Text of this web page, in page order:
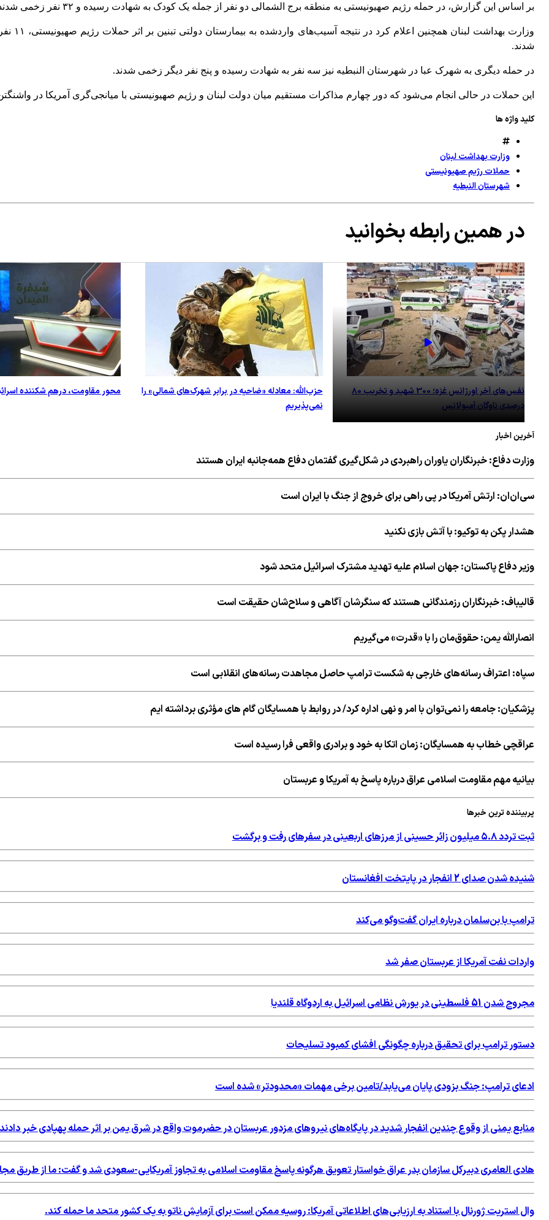
بر اساس این گزارش، در حمله رژیم صهیونیستی به منطقه برج الشمالی دو نفر از جمله یک کودک به شهادت رسیده و ۳۲ نفر زخمی شدند.
وزارت
شدند.
در حمله دیگری به شهرک عبا در شهرستان النبطیه نیز سه نفر به شهادت رسیده و پنج نفر دیگر زخمی شدند.
این حملات در حالی انجام می‌شود که دور چهارم مذاکرات مستقیم میان دولت لبنان و رژیم صهیونیستی با میانجی‌گری آمریکا در
کلید واژه ها
وزارت بهداشت لبنان
حملات رژیم صهیونیستی
شهرستان النبطیه
در همین رابطه بخوانید
نفس‌های آخر اورژانس غزه؛ 300 شهید و تخریب 80
درصدی ناوگان آمبولانس
حزب‌الله: معادله «ضاحیه در برابر شهرک‌های شمالی» را
نمی‌پذیریم
محور مقاومت، درهم شکننده
آخرین اخبار
وزارت دفاع: خبرنگاران یاوران راهبردی در شکل‌گیری گفتمان دفاع همه‌جانبه ایران هستند
سی‌ان‌ان: ارتش آمریکا در پی راهی برای خروج از جنگ با ایران است
هشدار پکن به توکیو: با آتش بازی نکنید
وزیر دفاع پاکستان: جهان اسلام علیه تهدید مشترک اسرائیل متحد شود
قالیباف: خبرنگاران رزمندگانی هستند که سنگرشان آگاهی و سلاح‌شان حقیقت است
انصارالله یمن: حقوق‌مان را با «قدرت» می‌گیریم
سپاه: اعتراف رسانه‌های خارجی به شکست ترامپ حاصل مجاهدت رسانه‌های انقلابی است
پزشکیان: جامعه را نمی‌توان با امر و نهی اداره کرد/ در روابط با همسایگان گام های مؤثری برداشته ایم
عراقچی خطاب به همسایگان: زمان اتکا به خود و برادری واقعی فرا رسیده است
بیانیه مهم مقاومت اسلامی عراق درباره پاسخ به آمریکا و عربستان
پربیننده ترین خبرها
ثبت تردد ۵.۸ میلیون زائر حسینی از مرزهای اربعینی در سفرهای رفت و برگشت
شنیده شدن صدای 2 انفجار در پایتخت افغانستان
ترامپ با بن‌سلمان درباره ایران گفت‌وگو می‌کند
واردات نفت آمریکا از عربستان صفر شد
مجروح شدن 51 فلسطینی در یورش نظامی اسرائیل به اردوگاه قلندیا
دستور ترامپ برای تحقیق درباره چگونگی افشای کمبود تسلیحات
ادعای ترامپ: جنگ بزودی پایان می‌یابد/تامین برخی مهمات «محدودتر» شده است
منابع یمنی از وقوع چندین انفجار شدید در پایگاه‌های نیروهای مزدور عربستان در حضرموت واقع در شرق یمن بر اثر حمله پهپادی خبر
هادی العامری دبیرکل سازمان بدر عراق خواستار تعویق هرگونه پاسخ مقاومت اسلامی به تجاوز آمریکایی-سعودی شد و گفت: ما از طریق
وال استریت ژورنال با استناد به ارزیابی‌های اطلاعاتی آمریکا: روسیه ممکن است برای آزمایش ناتو به یک کشور متحد ما حمله کند.